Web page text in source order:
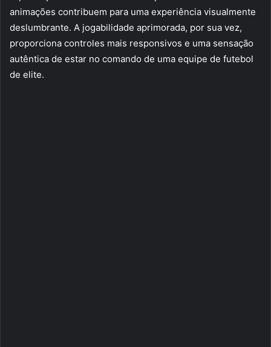
animações contribuem para uma experiência visualmente
deslumbrante. A jogabilidade aprimorada, por sua vez,
proporciona controles mais responsivos e uma sensação
autêntica de estar no comando de uma equipe de futebol
de elite.